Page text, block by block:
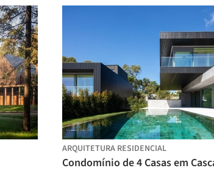
ARQUITETURA RESIDENCIAL